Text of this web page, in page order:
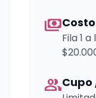
paymentsCosto
Fila 1 a
groupCupo